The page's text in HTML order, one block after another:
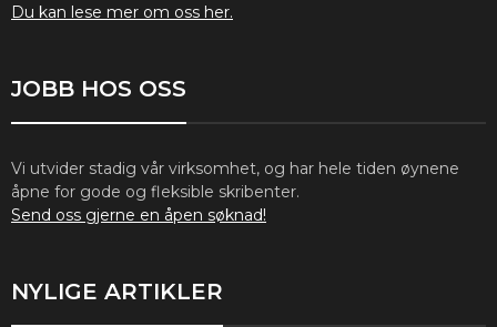
Du kan lese mer om oss her.
JOBB HOS OSS
Vi utvider stadig vår virksomhet, og har hele tiden øynene
åpne for gode og fleksible skribenter.
Send oss gjerne en åpen søknad!
NYLIGE ARTIKLER